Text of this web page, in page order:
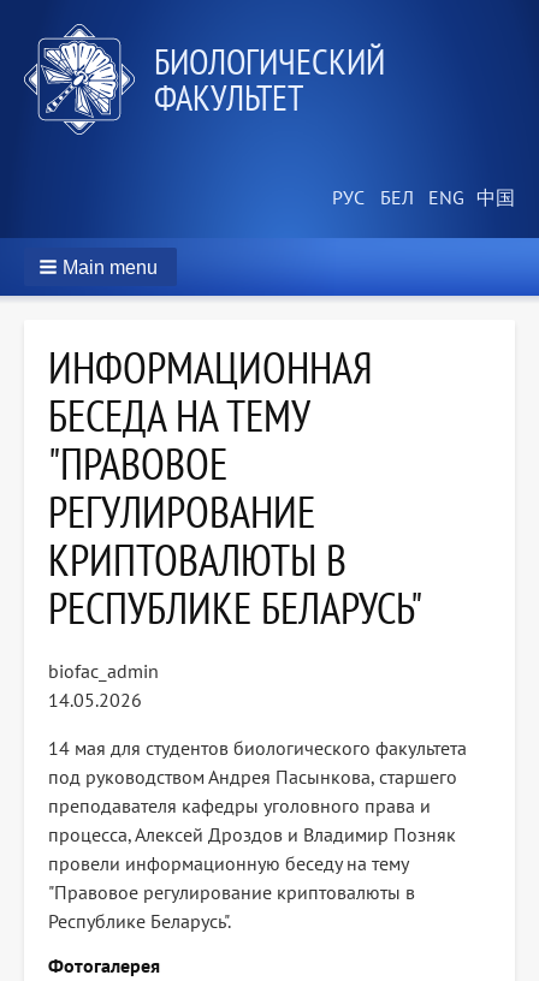
БИОЛОГИЧЕСКИЙ
ФАКУЛЬТЕТ
Main menu
ИНФОРМАЦИОННАЯ
БЕСЕДА НА ТЕМУ
"ПРАВОВОЕ
РЕГУЛИРОВАНИЕ
КРИПТОВАЛЮТЫ В
РЕСПУБЛИКЕ БЕЛАРУСЬ"
biofac_admin
14.05.2026
14 мая для студентов биологического факультета
под руководством Андрея Пасынкова, старшего
преподавателя кафедры уголовного права и
процесса, Алексей Дроздов и Владимир Позняк
провели информационную беседу на тему
"Правовое регулирование криптовалюты в
Республике Беларусь".
Фотогалерея